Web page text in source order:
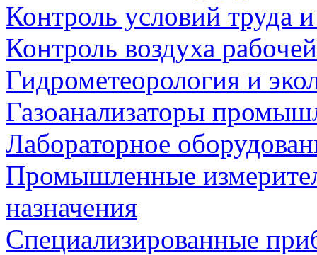
Контроль условий труда
Контроль воздуха
Гидрометеорология и
Газоанализаторы
Лабораторное
Промышленные
назначения
Специализированные